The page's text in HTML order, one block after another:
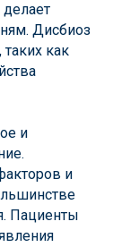
Дисбиоз
как
и
и
Пациенты